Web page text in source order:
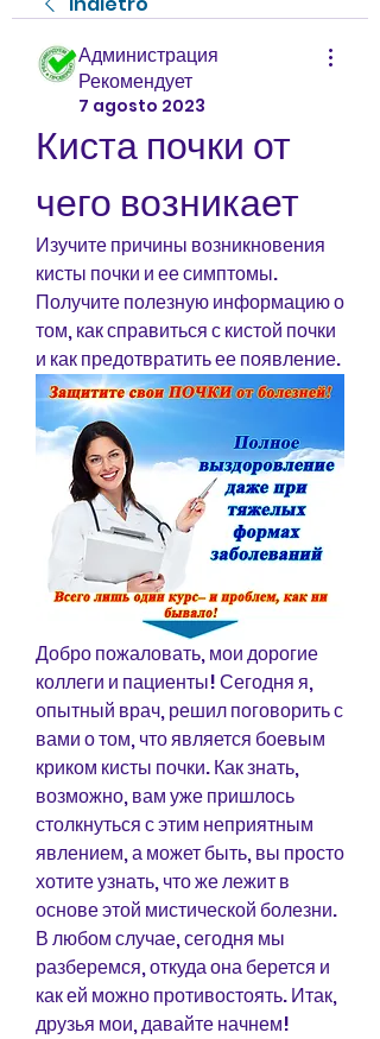
Администрация
Рекомендует
7 agosto 2023
Киста почки от
чего возникает
Изучите причины возникновения
кисты почки и ее симптомы.
Получите полезную информацию о
том, как справиться с кистой почки
и как предотвратить ее появление.
Добро пожаловать, мои дорогие
коллеги и пациенты! Сегодня я,
опытный врач, решил поговорить с
вами о том, что является боевым
криком кисты почки. Как знать,
возможно, вам уже пришлось
столкнуться с этим неприятным
явлением, а может быть, вы просто
хотите узнать, что же лежит в
основе этой мистической болезни.
В любом случае, сегодня мы
разберемся, откуда она берется и
как ей можно противостоять. Итак,
друзья мои, давайте начнем!